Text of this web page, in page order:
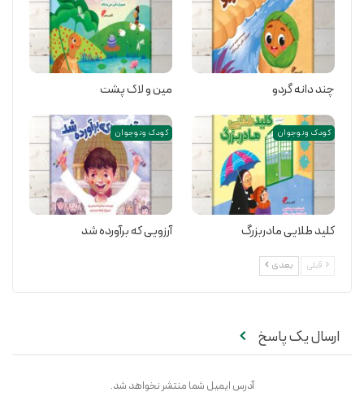
چند دانه گردو مین و لاک پشت
کودک و نوجوان
کلید طلایی مادربزرگ
کودک و نوجوان
آرزویی که برآورده شد
قبلی بعدی
ارسال یک پاسخ
آدرس ایمیل شما منتشر نخواهد شد.